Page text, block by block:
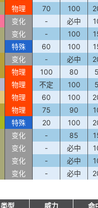
物理 70 100
变化 - 必中
变化 - 100
特殊 60 100
变化 - 必中
物理 100 80 5
物理 不定 100 5
物理 60 100
物理 75 90
特殊 20 100
变化 - 85
变化 - 必中
变化 - 必中
变化 - 必中
类型 威力 命